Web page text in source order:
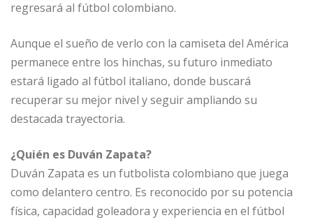
regresará al fútbol colombiano.
Aunque el sueño de verlo con la camiseta del América
permanece entre los hinchas, su futuro inmediato
estará ligado al fútbol italiano, donde buscará
recuperar su mejor nivel y seguir ampliando su
destacada trayectoria.
¿Quién es Duván Zapata?
Duván Zapata es un futbolista colombiano que juega
como delantero centro. Es reconocido por su potencia
física, capacidad goleadora y experiencia en el fútbol